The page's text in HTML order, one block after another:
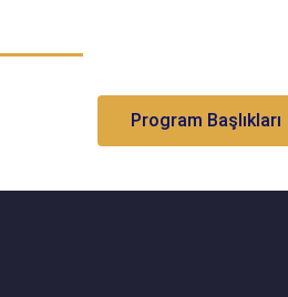
Program Başlıkları